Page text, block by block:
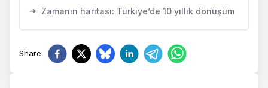
➔ Zamanın haritası: Türkiye’de 10 yıllık dönüşüm
Share: